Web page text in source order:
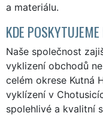
a materiálu.
KDE
Naše společnost
vyklizení obchodů
celém okrese Kutná
vyklízení v
spolehlivé a kvalitní